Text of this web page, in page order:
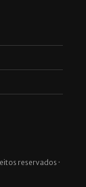
reservados ·